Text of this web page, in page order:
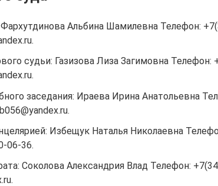
Альбина Шамилевна Телефон:
судьи: Газизова Лиза Загимовна Телефон:
заседания: Ираева Ирина Анатольевна
Избещук Наталья Николаевна
06-36.
Соколова Александрия Влад Телефон: